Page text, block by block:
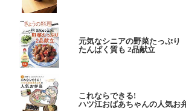
元気なシニアの野菜たっぷり
たんぱく質も 2品献立
これならできる!
ハツ江おばあちゃんの人気お